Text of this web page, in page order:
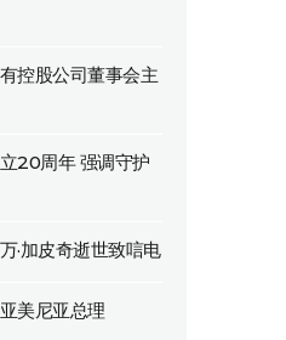
控股公司董事会主
20周年 强调守护
·加皮奇逝世致唁电
美尼亚总理